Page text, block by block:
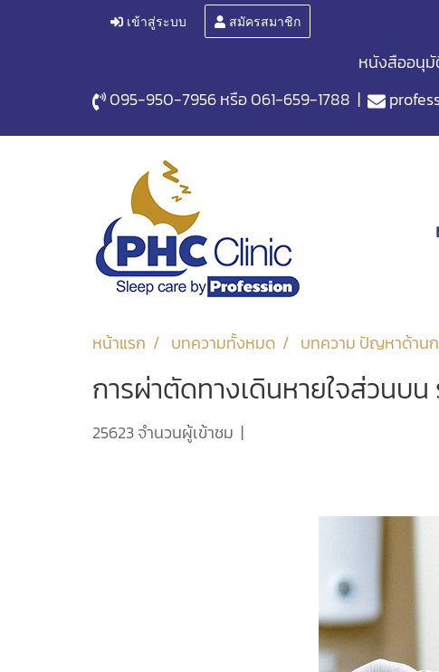
เข้าสู่ระบบ สมัครสมาชิก
หนังสืออนุ
095-950-7956หรือ061-659-1788 |
หน้าแรก บทความทั้งหมด บทความ ปัญหาด้าน
การผ่าตัดทางเดินหายใจส่วนบ
25623 จำนวนผู้เข้าชม |